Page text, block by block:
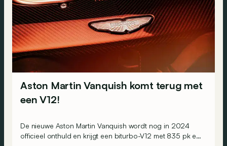
Aston Martin Vanquish komt terug met
een V12!
De nieuwe Aston Martin Vanquish wordt nog in 2024
officieel onthuld en krijgt een biturbo-V12 met 835 pk en